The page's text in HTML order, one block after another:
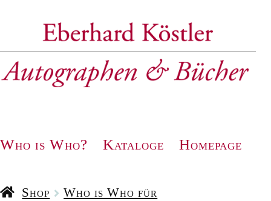
Navigation
Who is Who? Kataloge Homepage
Shop
Who is Who für